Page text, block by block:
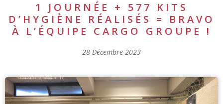
1 JOURNÉE + 577 KITS
D’HYGIÈNE RÉALISÉS = BRAVO
À L’ÉQUIPE CARGO GROUPE !
28 Décembre 2023